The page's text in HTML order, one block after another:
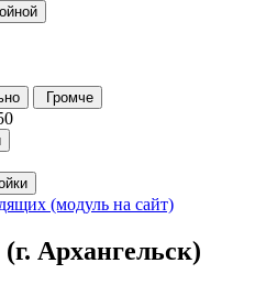
Громче
(модуль на сайт)
Архангельск)